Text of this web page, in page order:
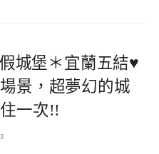
城堡＊宜蘭五結♥
景，超夢幻的城
一次!!